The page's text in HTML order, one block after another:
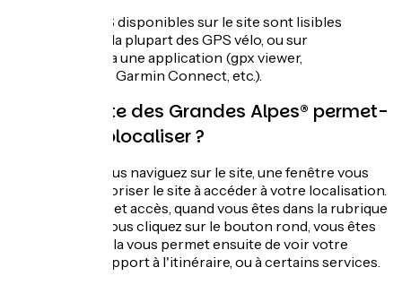
Les traces GPS disponibles sur le site sont lisibles
facilement sur la plupart des GPS vélo, ou sur
smartphone via une application (gpx viewer,
Outdooractive, Garmin Connect, etc.).
Le site Route des Grandes Alpes® permet-
il de se géolocaliser ?
Oui, lorsque vous naviguez sur le site, une fenêtre vous
demande d'autoriser le site à accéder à votre localisation.
En autorisant cet accès, quand vous êtes dans la rubrique
“Itinéraire”, si vous cliquez sur le bouton rond, vous êtes
géolocalisé. Cela vous permet ensuite de voir votre
position par rapport à l'itinéraire, ou à certains services.